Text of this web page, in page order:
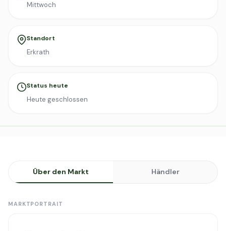
Mittwoch
Standort
Erkrath
Status heute
Heute geschlossen
Über den Markt Händler
MARKTPORTRAIT